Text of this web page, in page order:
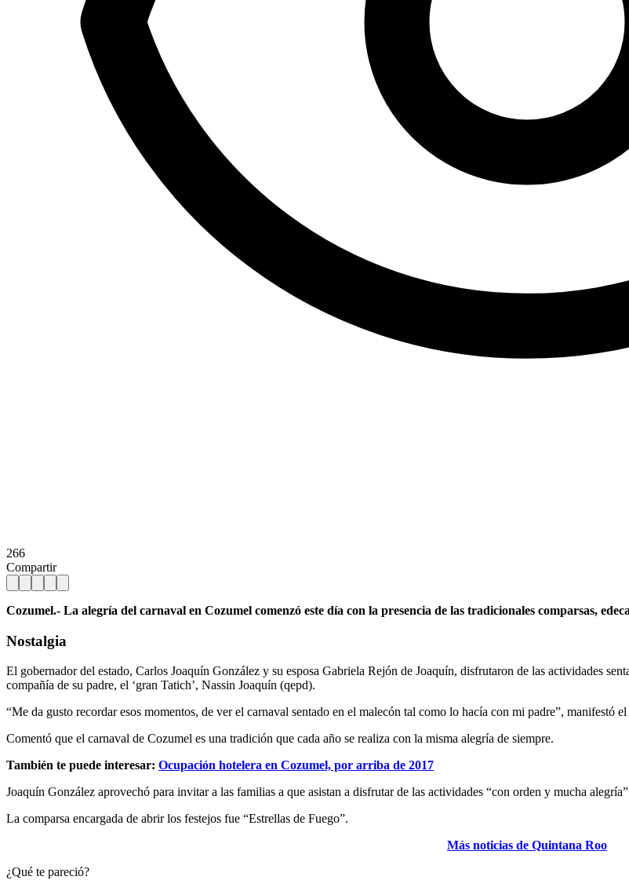
266
Compartir
Cozumel.- La alegría del carnaval en Cozumel comenzó este día con la presencia de las tradicionales comparsas,
Nostalgia
El gobernador del estado, Carlos Joaquín González y su esposa Gabriela Rejón de Joaquín, disfrutaron de las actividades
compañía de su padre, el ‘gran Tatich’, Nassin Joaquín (qepd).
“Me da gusto recordar esos momentos, de ver el carnaval sentado en el malecón tal como lo hacía con mi padre”, manifestó
Comentó que el carnaval de Cozumel es una tradición que cada año se realiza con la misma alegría de siempre.
También te puede interesar: Ocupación hotelera en Cozumel, por arriba de 2017
Joaquín González aprovechó para invitar a las familias a que asistan a disfrutar de las actividades “con orden y mucha
La comparsa encargada de abrir los festejos fue “Estrellas de Fuego”.
Más noticias de Quintana Roo
¿Qué te pareció?